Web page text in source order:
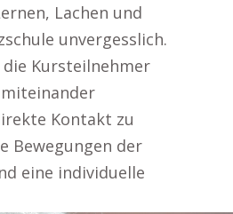
Lachen und
unvergesslich.
Kursteilnehmer
Kontakt zu
Bewegungen der
eine individuelle